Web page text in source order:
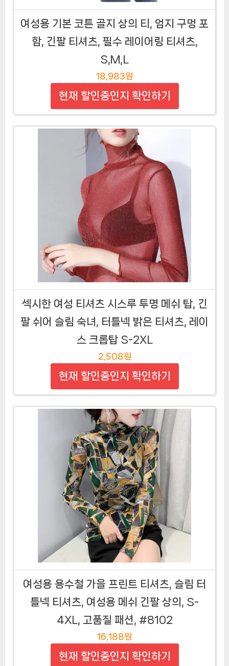
여성용 기본 코튼 골지 상의 티, 엄지 구멍 포
함, 긴팔 티셔츠, 필수 레이어링 티셔츠,
S,M,L
18,983원
현재 할인중인지 확인하기
섹시한 여성 티셔츠 시스루 투명 메쉬 탑, 긴
팔 쉬어 슬림 숙녀, 터틀넥 밝은 티셔츠, 레이
스 크롭탑 S-2XL
2,508원
현재 할인중인지 확인하기
여성용 용수철 가을 프린트 티셔츠, 슬림 터
틀넥 티셔츠, 여성용 메쉬 긴팔 상의, S-
4XL, 고품질 패션, #8102
16,188원
현재 할인중인지 확인하기